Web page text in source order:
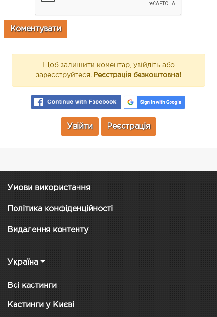
Щоб залишити коментар, увійдіть або
зареєструйтеся. Реєстрація безкоштовна!
Увійти Реєстрація
Умови використання
Політика конфіденційності
Видалення контенту
Україна
Всі кастинги
Кастинги у Києві